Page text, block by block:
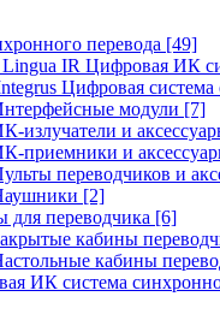
перевода [49]
IR Цифровая ИК
Цифровая система
модули [7]
излучатели и
приемники и
переводчиков и
[2]
для переводчика [6]
кабины
кабины
ИК система